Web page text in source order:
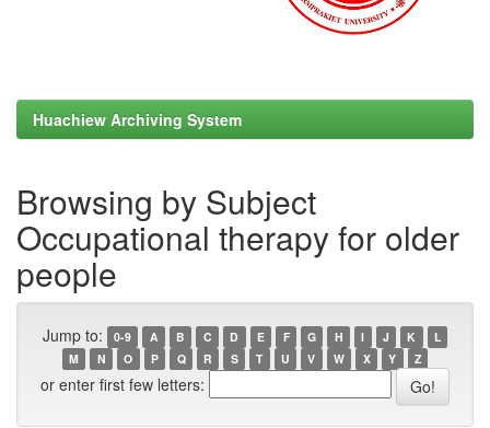
Huachiew Archiving System
Browsing by Subject
Occupational therapy for older
people
Jump to: 0-9 A B C D E F G H I J K
L
M
N O P Q R S T U V W X Y Z
or enter first few letters: